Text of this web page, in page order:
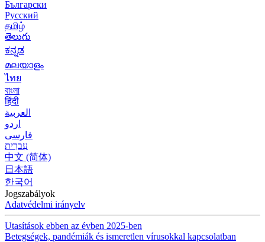
Български
Русский
தமிழ்
తెలుగు
ಕನ್ನಡ
മലയാളം
ไทย
বাংলা
हिंदी
العربية
اردو
فارسی
עִברִית
中文 (简体)
日本語
한국어
Jogszabályok
Adatvédelmi irányelv
Utasítások ebben az évben 2025-ben
Betegségek, pandémiák és ismeretlen vírusokkal kapcsolatban